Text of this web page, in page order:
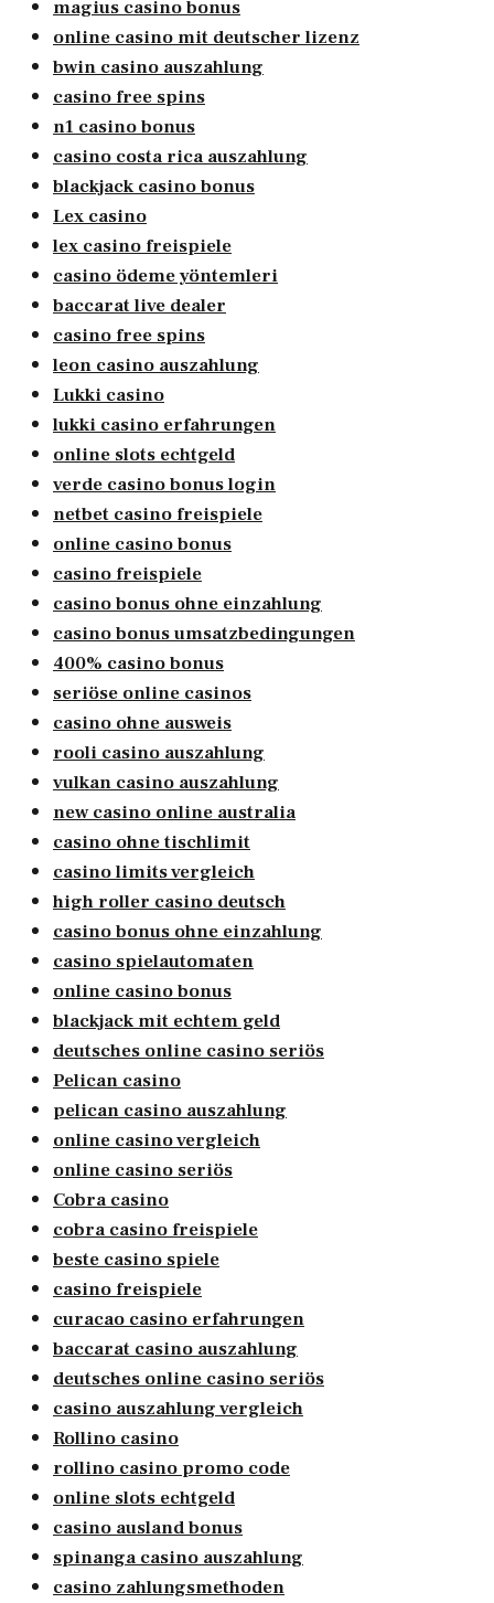
magius casino bonus
online casino mit deutscher lizenz
bwin casino auszahlung
casino free spins
n1 casino bonus
casino costa rica auszahlung
blackjack casino bonus
Lex casino
lex casino freispiele
casino ödeme yöntemleri
baccarat live dealer
casino free spins
leon casino auszahlung
Lukki casino
lukki casino erfahrungen
online slots echtgeld
verde casino bonus login
netbet casino freispiele
online casino bonus
casino freispiele
casino bonus ohne einzahlung
casino bonus umsatzbedingungen
400% casino bonus
seriöse online casinos
casino ohne ausweis
rooli casino auszahlung
vulkan casino auszahlung
new casino online australia
casino ohne tischlimit
casino limits vergleich
high roller casino deutsch
casino bonus ohne einzahlung
casino spielautomaten
online casino bonus
blackjack mit echtem geld
deutsches online casino seriös
Pelican casino
pelican casino auszahlung
online casino vergleich
online casino seriös
Cobra casino
cobra casino freispiele
beste casino spiele
casino freispiele
curacao casino erfahrungen
baccarat casino auszahlung
deutsches online casino seriös
casino auszahlung vergleich
Rollino casino
rollino casino promo code
online slots echtgeld
casino ausland bonus
spinanga casino auszahlung
casino zahlungsmethoden